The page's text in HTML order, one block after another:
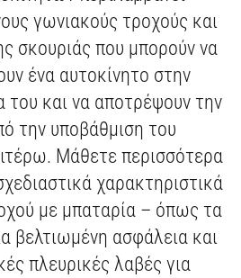
ΚΑΛΩΔΙΩΝ
& ΒΑΣΕΙΣ
ΠΛΑΤΗΣ
ΔΙΣΚΟΠΡΙΟΝΑ
γωνιακούς τροχούς και
σκουριάς που μπορούν να
ένα αυτοκίνητο στην
και να αποτρέψουν την
την υποβάθμιση του
Μάθετε περισσότερα
χαρακτηριστικά
με μπαταρία – όπως τα
βελτιωμένη ασφάλεια και
πλευρικές λαβές για